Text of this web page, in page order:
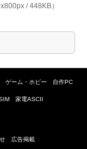
/ 448KB）
ゲーム・ホビー 自作PC
家電ASCII
広告掲載